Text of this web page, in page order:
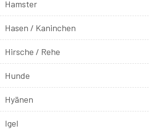
Hamster
Hasen / Kaninchen
Hirsche / Rehe
Hunde
Hyänen
Igel